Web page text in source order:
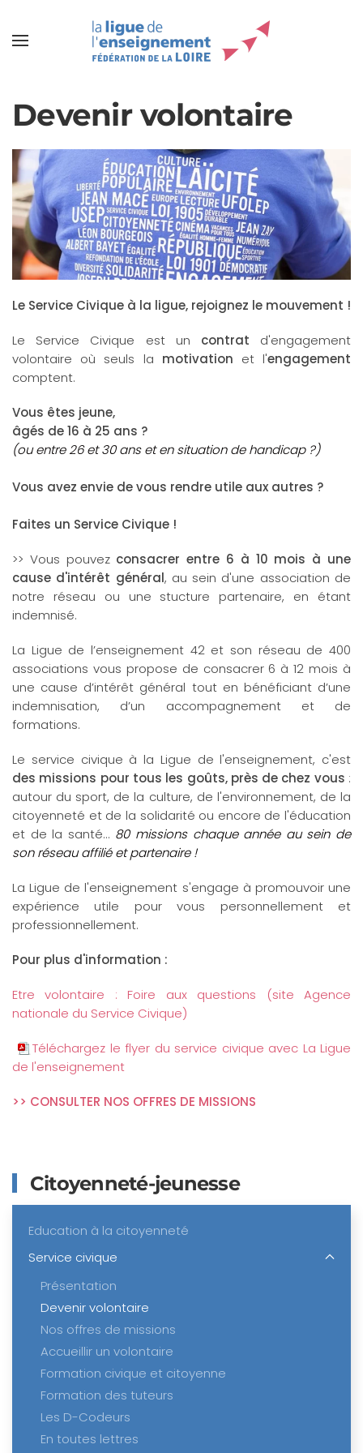
Devenir volontaire
Le Service Civique à la ligue, rejoignez le mouvement !
Le Service Civique est un contrat d'engagement
volontaire où seuls la motivation et l'engagement
comptent.
Vous êtes jeune,
âgés de 16 à 25 ans ?
(ou entre 26 et 30 ans et en situation de handicap ?)
Vous avez envie de vous rendre utile aux autres ?
Faites un Service Civique !
>> Vous pouvez consacrer entre 6 à 10 mois à une
cause d'intérêt général, au sein d'une association de
notre réseau ou une stucture partenaire, en étant
indemnisé.
La Ligue de l’enseignement 42 et son réseau de 400
associations vous propose de consacrer 6 à 12 mois à
une cause d’intérêt général tout en bénéficiant d’une
indemnisation, d’un accompagnement et de
formations.
Le service civique à la Ligue de l'enseignement, c'est
des missions pour tous les goûts, près de chez vous :
autour du sport, de la culture, de l'environnement, de la
citoyenneté et de la solidarité ou encore de l'éducation
et de la santé... 80 missions chaque année au sein de
son réseau affilié et partenaire !
La Ligue de l'enseignement s'engage à promouvoir une
expérience utile pour vous personnellement et
professionnellement.
Pour plus d'information :
Etre volontaire : Foire aux questions (site Agence
nationale du Service Civique)
Téléchargez le flyer du service civique avec La Ligue
de l'enseignement
>> CONSULTER NOS OFFRES DE MISSIONS
Citoyenneté-jeunesse
Education à la citoyenneté
Service civique
Présentation
Devenir volontaire
Nos offres de missions
Accueillir un volontaire
Formation civique et citoyenne
Formation des tuteurs
Les D-Codeurs
En toutes lettres